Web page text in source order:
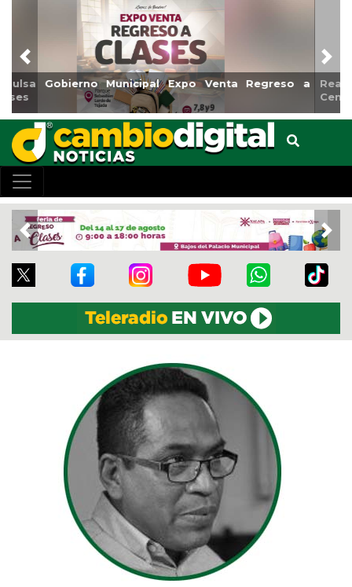
Reabrirá Coatzacoalcos la Alberca Semiolímpica Zona
Centro
Previous
Previous